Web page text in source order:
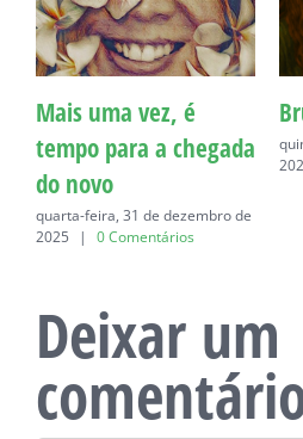
Mais uma vez, é
tempo para a chegada
do novo
quarta-feira, 31 de dezembro de
2025
| 0 Comentários
Deixar um